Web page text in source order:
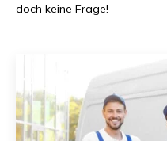
doch keine Frage!